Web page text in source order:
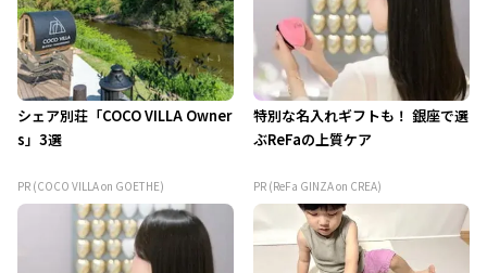
シェア別荘「COCO VILLA Owner
s」3選
PR (COCO VILLA on GOETHE)
特別な名入れギフトも！ 銀座で選
ぶReFaの上質ケア
PR (ReFa GINZA on CREA)